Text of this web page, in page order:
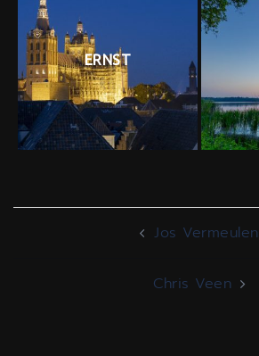
ERNST
Bericht Jos Vermeulen
Chris Veen